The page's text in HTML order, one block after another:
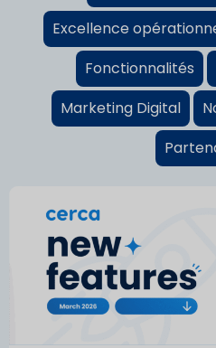
Excellence
Fonctionnalités
Marketing Digital